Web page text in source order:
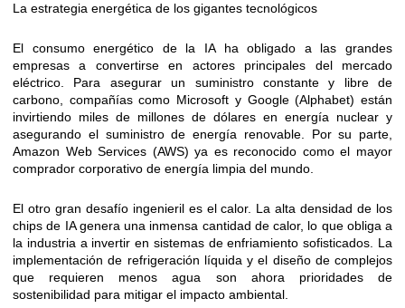
La estrategia energética de los gigantes tecnológicos
El consumo energético de la IA ha obligado a las grandes
empresas a convertirse en actores principales del mercado
eléctrico. Para asegurar un suministro constante y libre de
carbono, compañías como Microsoft y Google (Alphabet) están
invirtiendo miles de millones de dólares en energía nuclear y
asegurando el suministro de energía renovable. Por su parte,
Amazon Web Services (AWS) ya es reconocido como el mayor
comprador corporativo de energía limpia del mundo.
El otro gran desafío ingenieril es el calor. La alta densidad de los
chips de IA genera una inmensa cantidad de calor, lo que obliga a
la industria a invertir en sistemas de enfriamiento sofisticados. La
implementación de refrigeración líquida y el diseño de complejos
que requieren menos agua son ahora prioridades de
sostenibilidad para mitigar el impacto ambiental.